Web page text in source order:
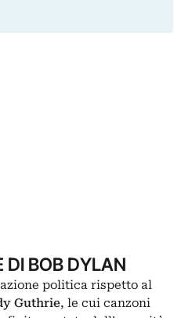
DI BOB DYLAN
politica rispetto al
Guthrie, le cui canzoni